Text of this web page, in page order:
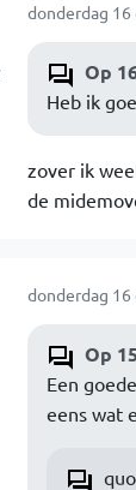
donderdag
Op
Heb ik
zover ik
de
donderdag 16
Op
Een
eens wat